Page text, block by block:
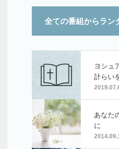
全ての番組からラン
ヨシュ
計らい
はなら
あなた
に